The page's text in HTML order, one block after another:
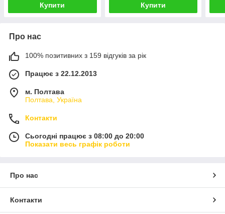
Купити Купити
Про нас
100% позитивних з 159 відгуків за рік
Працює з 22.12.2013
м. Полтава
Полтава, Україна
Контакти
Сьогодні працює з 08:00 до 20:00
Показати весь графік роботи
Про нас
Контакти